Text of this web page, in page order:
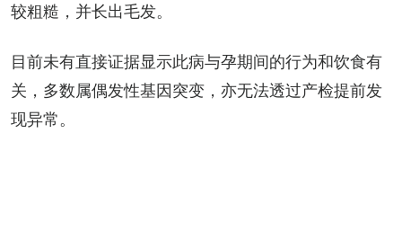
较粗糙，并长出毛发。
目前未有直接证据显示此病与孕期间的行为和饮食有
关，多数属偶发性基因突变，亦无法透过产检提前发
现异常。